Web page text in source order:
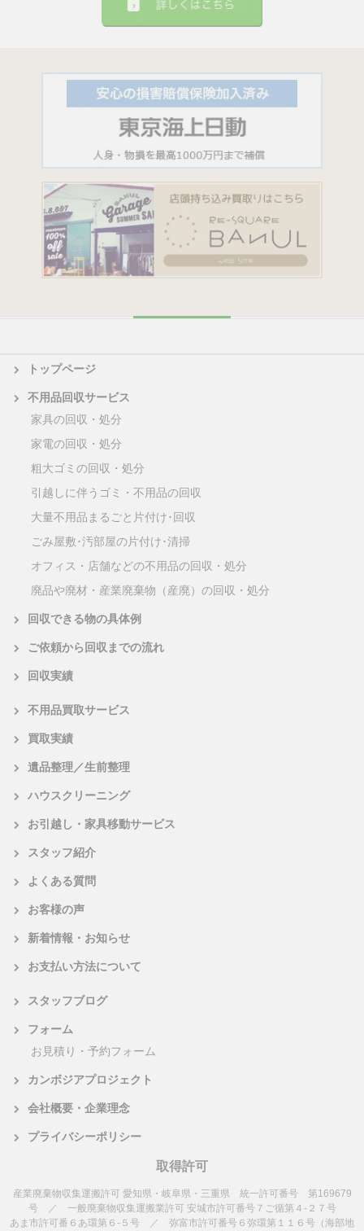
トップページ
不用品回収サービス
家具の回収・処分
家電の回収・処分
粗大ゴミの回収・処分
引越しに伴うゴミ・不用品の回収
大量不用品まるごと片付け･回収
ごみ屋敷･汚部屋の片付け･清掃
オフィス・店舗などの不用品の回収・処分
廃品や廃材・産業廃棄物（産廃）の回収・処分
回収できる物の具体例
ご依頼から回収までの流れ
回収実績
不用品買取サービス
買取実績
遺品整理／生前整理
ハウスクリーニング
お引越し・家具移動サービス
スタッフ紹介
よくある質問
お客様の声
新着情報・お知らせ
お支払い方法について
スタッフブログ
フォーム
お見積り・予約フォーム
カンボジアプロジェクト
会社概要・企業理念
プライバシーポリシー
取得許可
産業廃棄物収集運搬許可 愛知県・岐阜県・三重県 統一許可番号 第169679
号 ／ 一般廃棄物収集運搬業許可 安城市許可番号７ご循第４-２７号
あま市許可番６あ環第６-５号 ／ 弥富市許可番号６弥環第１１６号（海部地